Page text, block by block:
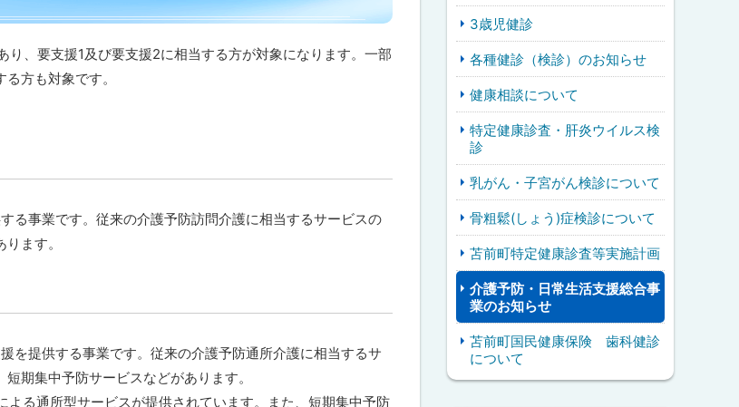
、要支援1及び要支援2に相当する方が対象になります。一部
方も対象です。
る事業です。従来の介護予防訪問介護に相当するサービスの
ます。
を提供する事業です。従来の介護予防通所介護に相当するサ
期集中予防サービスなどがあります。
による通所型サービスが提供されています。また、短期集中予防
3歳児健診
各種健診（検診）のお知らせ
健康相談について
特定健康診査・肝炎ウイルス検
診
乳がん・子宮がん検診について
骨粗鬆(しょう)症検診について
苫前町特定健康診査等実施計画
介護予防・日常生活支援総合事
業のお知らせ
苫前町国民健康保険 歯科健診
について